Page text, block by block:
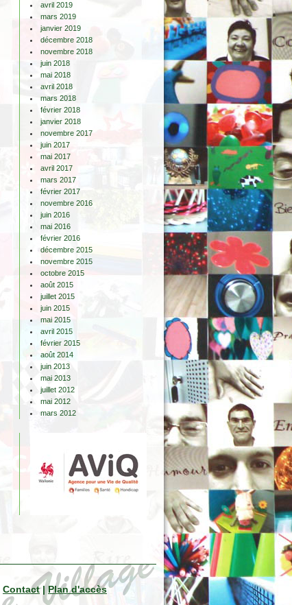
avril 2019
mars 2019
janvier 2019
décembre 2018
novembre 2018
juin 2018
mai 2018
avril 2018
mars 2018
février 2018
janvier 2018
novembre 2017
juin 2017
mai 2017
avril 2017
mars 2017
février 2017
novembre 2016
juin 2016
mai 2016
février 2016
décembre 2015
novembre 2015
octobre 2015
août 2015
juillet 2015
juin 2015
mai 2015
avril 2015
février 2015
août 2014
juin 2013
mai 2013
juillet 2012
mai 2012
mars 2012
Contact| Plan d'accès